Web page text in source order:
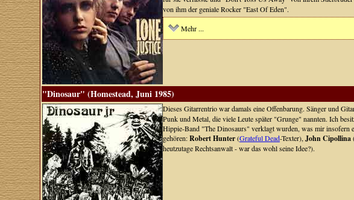
von ihm der geniale Rocker "East Of Eden".
Mehr ...
"Dinosaur" (Homestead, Juni 1985)
Dieses Gitarrentrio war damals eine Offenbarung. Sänger und
Punk und Metal, die viele Leute später "Grunge" nannten. Ich
Hippie-Band "The Dinosaurs" verklagt wurden, was mir insofern
gehören:Robert Hunter(Grateful Dead-Texter), John Cipollina
heutzutage Rechtsanwalt - war das wohl seine Idee?).